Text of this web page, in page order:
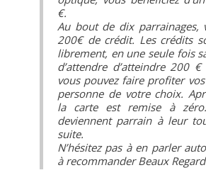
€.
Au bout de dix parrainages,
200€ de crédit. Les crédits
librement, en une seule fois
d’attendre d’atteindre 200
vous pouvez faire profiter
personne de votre choix.
la carte est remise à
deviennent parrain à leur
suite.
N’hésitez pas à en parler
à recommander Beaux